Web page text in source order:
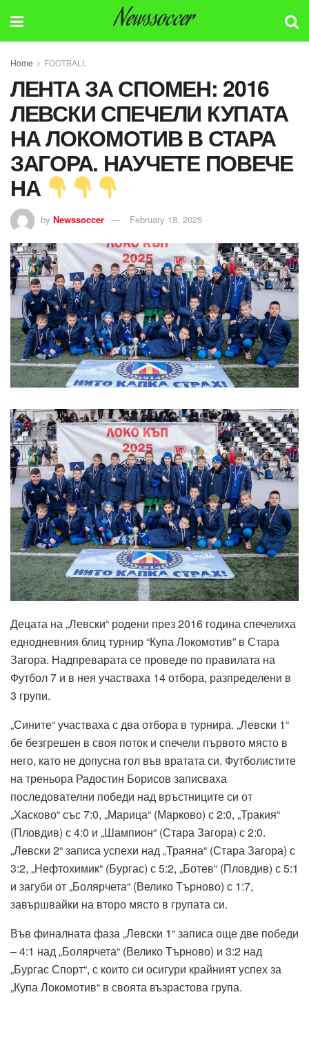
Newssoccer
Home FOOTBALL
ЛЕНТА ЗА СПОМЕН: 2016
ЛЕВСКИ СПЕЧЕЛИ КУПАТА
НА ЛОКОМОТИВ В СТАРА
ЗАГОРА. НАУЧЕТЕ ПОВЕЧЕ
НА
by Newssoccer February 18, 2025
Децата на „Левски“ родени през 2016 година спечелиха
еднодневния блиц турнир “Купа Локомотив” в Стара
Загора. Надпреварата се проведе по правилата на
Футбол 7 и в нея участваха 14 отбора, разпределени в
3 групи.
„Сините“ участваха с два отбора в турнира. „Левски 1“
бе безгрешен в своя поток и спечели първото място в
него, като не допусна гол във вратата си. Футболистите
на треньора Радостин Борисов записваха
последователни победи над връстниците си от
„Хасково“ със 7:0, „Марица“ (Марково) с 2:0, „Тракия“
(Пловдив) с 4:0 и „Шампион“ (Стара Загора) с 2:0.
„Левски 2“ записа успехи над „Траяна“ (Стара Загора) с
3:2, „Нефтохимик“ (Бургас) с 5:2, „Ботев“ (Пловдив) с 5:1
и загуби от „Болярчета“ (Велико Търново) с 1:7,
завършвайки на второ място в групата си.
Във финалната фаза „Левски 1“ записа още две победи
– 4:1 над „Болярчета“ (Велико Търново) и 3:2 над
„Бургас Спорт“, с които си осигури крайният успех за
„Купа Локомотив“ в своята възрастова група.